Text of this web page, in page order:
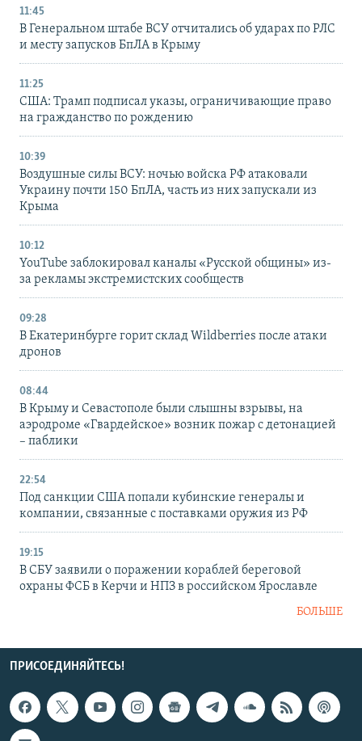
11:45
В Генеральном штабе ВСУ отчитались об ударах по РЛС
и месту запусков БпЛА в Крыму
11:25
США: Трамп подписал указы, ограничивающие право
на гражданство по рождению
10:39
Воздушные силы ВСУ: ночью войска РФ атаковали
Украину почти 150 БпЛА, часть из них запускали из
Крыма
10:12
YouTube заблокировал каналы «Русской общины» из-
за рекламы экстремистских сообществ
09:28
В Екатеринбурге горит склад Wildberries после атаки
дронов
08:44
В Крыму и Севастополе были слышны взрывы, на
аэродроме «Гвардейское» возник пожар с детонацией
– паблики
22:54
Под санкции США попали кубинские генералы и
компании, связанные с поставками оружия из РФ
19:15
В СБУ заявили о поражении кораблей береговой
охраны ФСБ в Керчи и НПЗ в российском Ярославле
БОЛЬШЕ
ПРИСОЕДИНЯЙТЕСЬ!